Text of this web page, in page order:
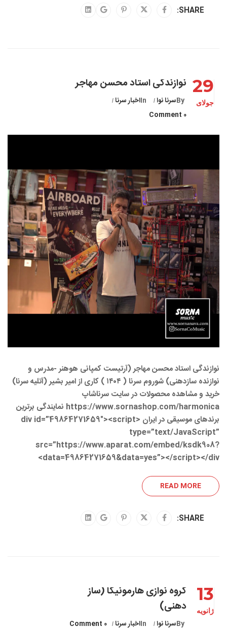
SHARE:
29
جولای
نوازندگی استاد محسن مهاجر
Byسرنا نوا Inاخبار سرنا
0 Comment
نوازندگی استاد محسن مهاجر (آرتیست کمپانی هوهنر -مدرس و
نوازنده سازدهنی) شوروم سرنا ( ۱۴۰۴ ) کاری از امیر بشیر (آتلیه سرنا)
خرید و مشاهده محصولات در سایت سرناشاپ
https://www.sornashop.com/harmonica نمایندگی برترین
برندهای موسیقی در ایران <div id=”49864271659″><script
type=”text/JavaScript”
src=”https://www.aparat.com/embed/ksdk908?
data=49864271659&data=yes”></script></div>
READ MORE
SHARE:
13
ژانویه
گروه نوازی هارمونیکا (ساز
دهنی)
Byسرنا نوا Inاخبار سرنا 0 Comment